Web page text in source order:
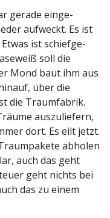
gerade einge­
aufweckt. Es ist
ist schief­ge­
soll die
Mond baut ihm aus
über die
die Traum­fabrik.
auszu­liefern,
dort. Es eilt jetzt.
abholen
auch das geht
geht nichts bei
das zu einem